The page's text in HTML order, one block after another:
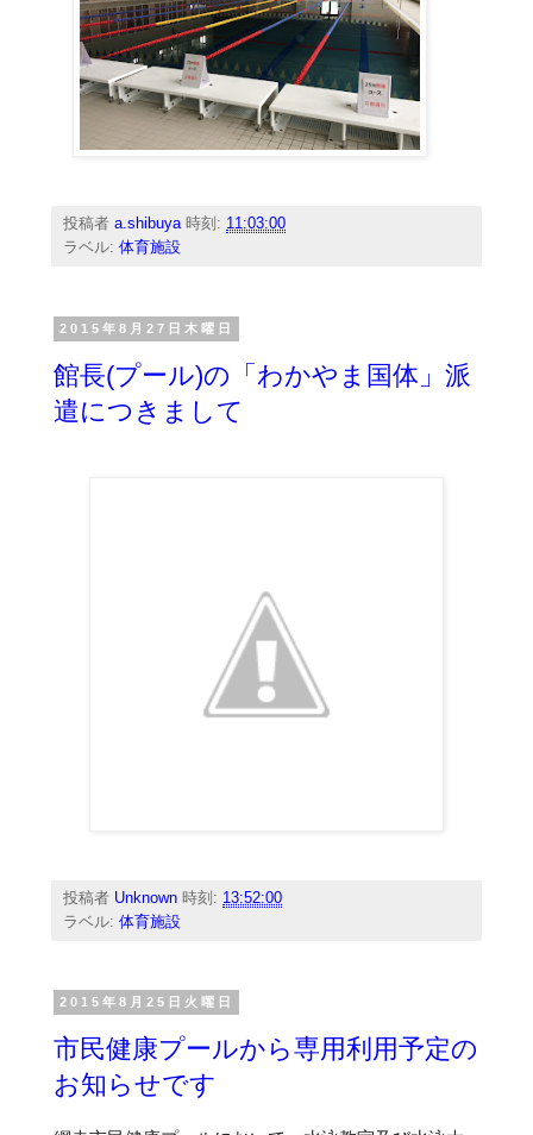
投稿者a.shibuya 時刻: 11:03:00
ラベル:体育施設
2015年8月27日木曜日
館長(プール)の「わかやま国体」派
遣につきまして
投稿者 Unknown 時刻: 13:52:00
ラベル:体育施設
2015年8月25日火曜日
市民健康プールから専用利用予定の
お知らせです